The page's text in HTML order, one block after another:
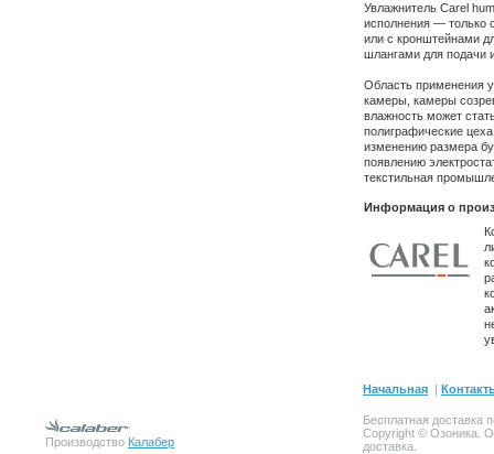
Увлажнитель Carel
исполнения — только
или с кронштейнами
шлангами для подачи
Область применения
камеры, камеры
влажность может
полиграфические
изменению размера
появлению
текстильная
Информация о
Начальная |
Производство Калабер
Бесплатная доставка
Copyright © Озоника.
доставка.